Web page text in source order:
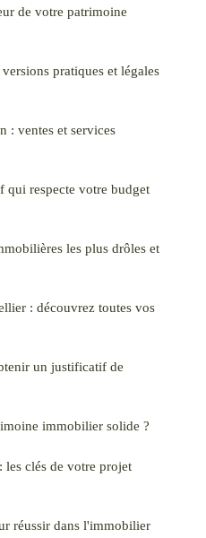
de votre patrimoine
pratiques et légales
: ventes et services
qui respecte votre budget
les plus drôles et
: découvrez toutes vos
un justificatif de
immobilier solide ?
les clés de votre projet
réussir dans l'immobilier